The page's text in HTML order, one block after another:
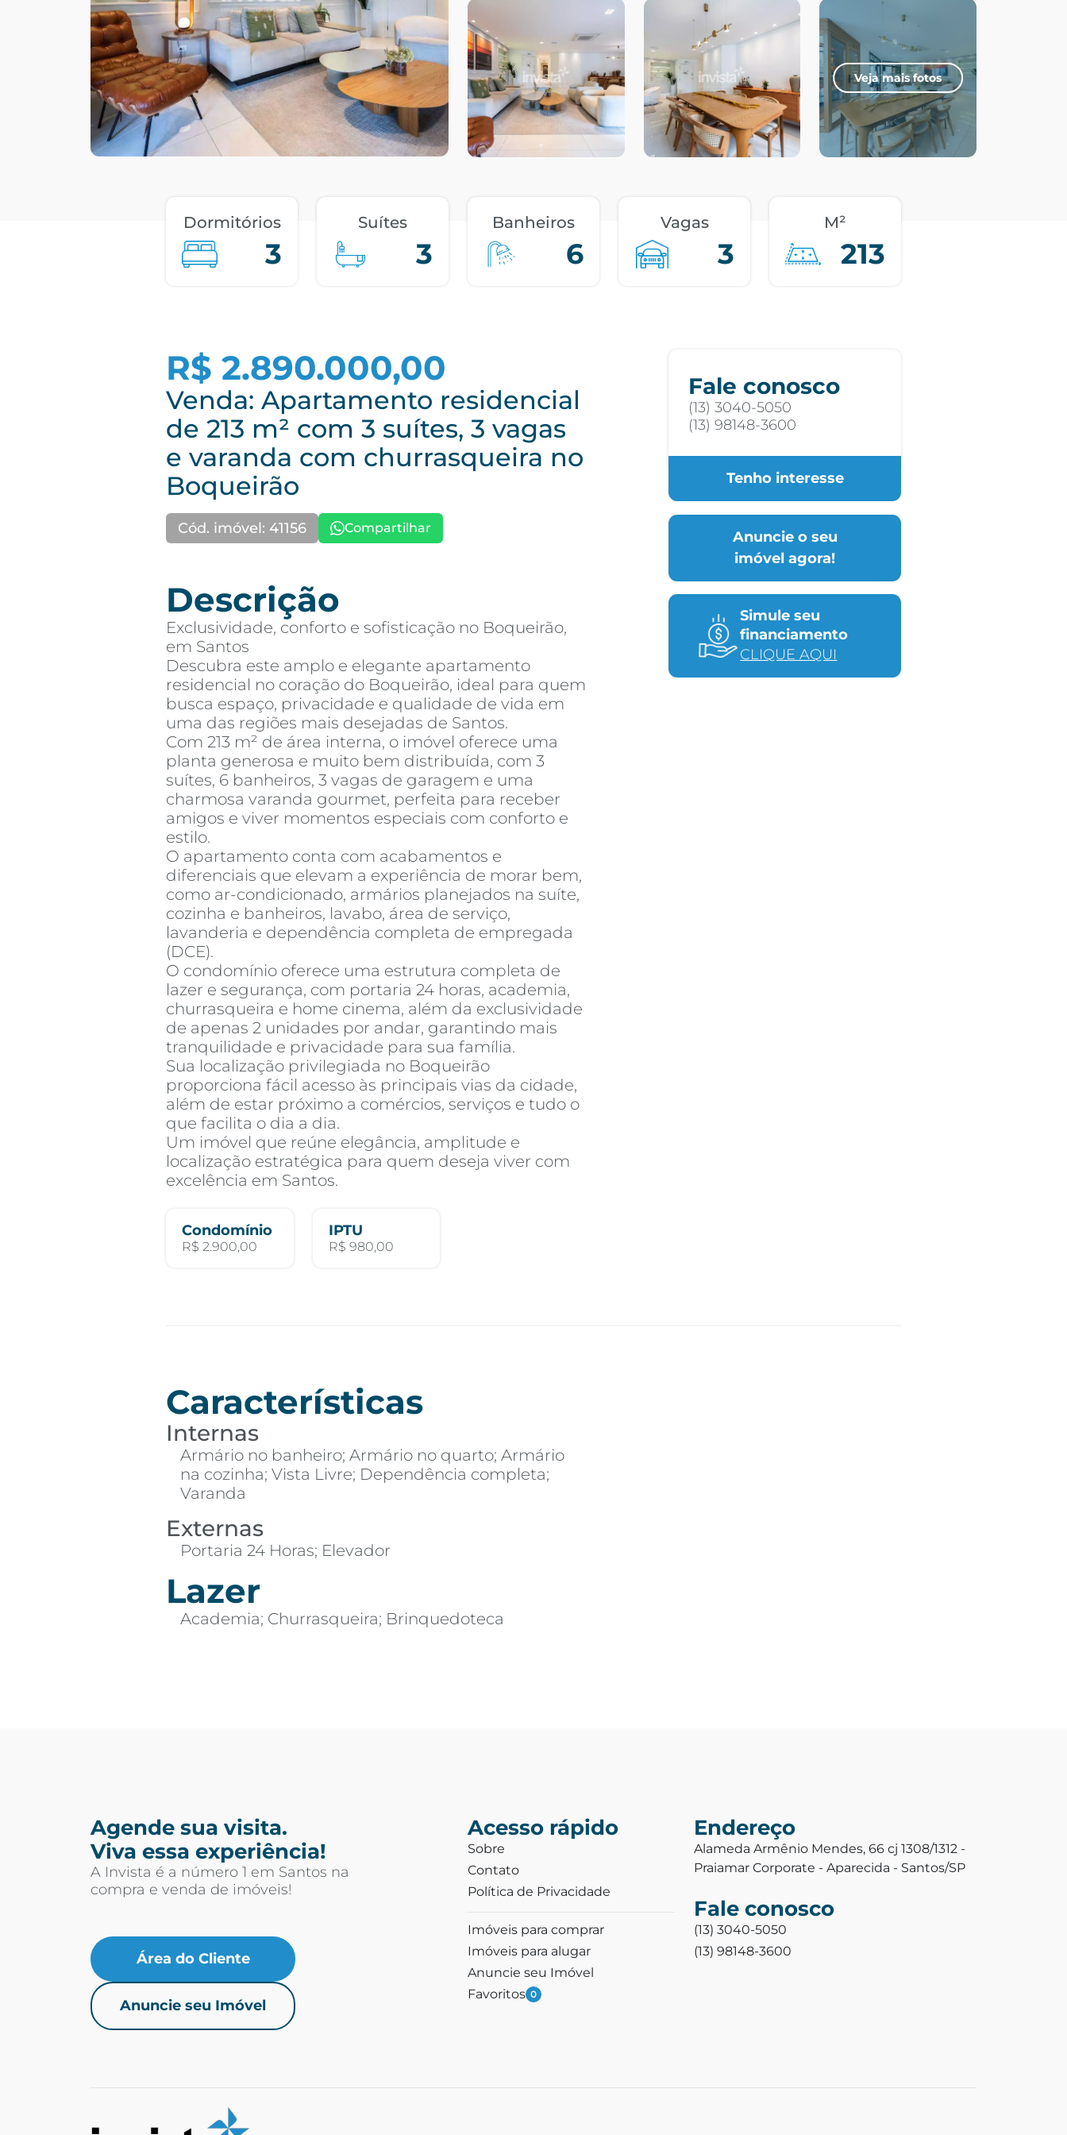
Veja mais fotos
Dormitórios
3
Suítes
3
Banheiros
6
Vagas
3
M²
213
R$ 2.890.000,00
Venda: Apartamento residencial
de 213 m² com 3 suítes, 3 vagas
e varanda com churrasqueira no
Boqueirão
Cód. imóvel: 41156 Compartilhar
Descrição
Exclusividade, conforto e sofisticação no Boqueirão,
em Santos
Descubra este amplo e elegante apartamento
residencial no coração do Boqueirão, ideal para quem
busca espaço, privacidade e qualidade de vida em
uma das regiões mais desejadas de Santos.
Com 213 m² de área interna, o imóvel oferece uma
planta generosa e muito bem distribuída, com 3
suítes, 6 banheiros, 3 vagas de garagem e uma
charmosa varanda gourmet, perfeita para receber
amigos e viver momentos especiais com conforto e
estilo.
O apartamento conta com acabamentos e
diferenciais que elevam a experiência de morar bem,
como ar-condicionado, armários planejados na suíte,
cozinha e banheiros, lavabo, área de serviço,
lavanderia e dependência completa de empregada
(DCE).
O condomínio oferece uma estrutura completa de
lazer e segurança, com portaria 24 horas, academia,
churrasqueira e home cinema, além da exclusividade
de apenas 2 unidades por andar, garantindo mais
tranquilidade e privacidade para sua família.
Sua localização privilegiada no Boqueirão
proporciona fácil acesso às principais vias da cidade,
além de estar próximo a comércios, serviços e tudo o
que facilita o dia a dia.
Um imóvel que reúne elegância, amplitude e
localização estratégica para quem deseja viver com
excelência em Santos.
Condomínio
R$ 2.900,00
IPTU
R$ 980,00
Fale conosco
(13) 3040-5050
(13) 98148-3600
Tenho interesse
Anuncie o seu
imóvel agora!
Simule seu
financiamento
CLIQUE AQUI
Características
Internas
Armário no banheiro; Armário no quarto; Armário
na cozinha; Vista Livre; Dependência completa;
Varanda
Externas
Portaria 24 Horas; Elevador
Lazer
Academia; Churrasqueira; Brinquedoteca
Agende sua visita.
Viva essa experiência!
A Invista é a número 1 em Santos na
compra e venda de imóveis!
Área do Cliente
Anuncie seu Imóvel
Acesso rápido
Sobre
Contato
Política de Privacidade
Imóveis para comprar
Imóveis para alugar
Anuncie seu Imóvel
Favoritos 0
Endereço
Alameda Armênio Mendes, 66 cj 1308/1312 -
Praiamar Corporate - Aparecida - Santos/SP
Fale conosco
(13) 3040-5050
(13) 98148-3600